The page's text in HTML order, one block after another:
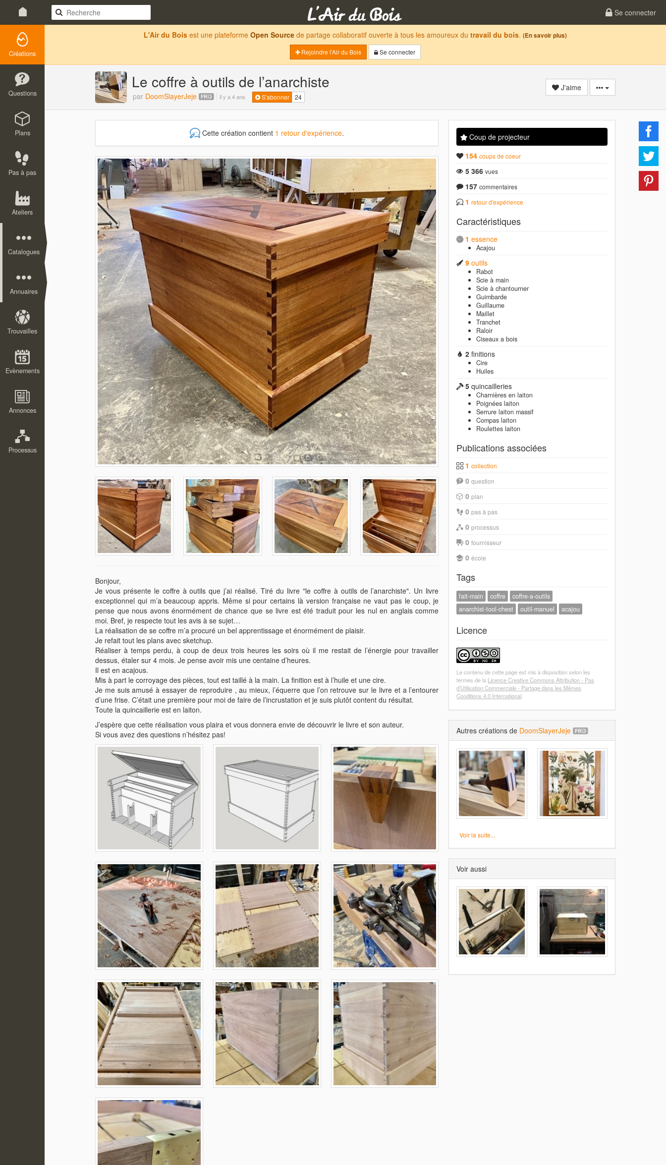
Se connecter
Créations
Questions
Plans
Pas à pas
Ateliers
Catalogues
Annuaires
Trouvailles
Evènements
Annonces
Processus
L'Air du Bois est une plateforme Open Source de partage collaboratif ouverte à tous les amoureux du travail du bois. (En savoir plus)
Rejoindre l'Air du Bois
Se connecter
Le coffre à outils de l’anarchiste
par DoomSlayerJeje il y a 4 ans S'abonner 24
J'aime
Cette création contient 1 retour d'expérience.
Bonjour,
Je vous présente le coffre à outils que j’ai réalisé. Tiré du livre "le coffre à outils de l’anarchiste". Un livre
exceptionnel qui m’a beaucoup appris. Même si pour certains là version française ne vaut pas le coup, je
pense que nous avons énormément de chance que se livre est été traduit pour les nul en anglais comme
moi. Bref, je respecte tout les avis à se sujet…
La réalisation de se coffre m’a procuré un bel apprentissage et énormément de plaisir.
Je refait tout les plans avec sketchup.
Réaliser à temps perdu, à coup de deux trois heures les soirs où il me restait de l’énergie pour travailler
dessus, étaler sur 4 mois. Je pense avoir mis une centaine d’heures.
Il est en acajous.
Mis à part le corroyage des pièces, tout est taillé à la main. La finition est à l’huile et une cire.
Je me suis amusé à essayer de reproduire , au mieux, l’équerre que l’on retrouve sur le livre et a l’entourer
d’une frise. C’était une première pour moi de faire de l’incrustation et je suis plutôt content du résultat.
Toute la quincaillerie est en laiton.
J’espère que cette réalisation vous plaira et vous donnera envie de découvrir le livre et son auteur.
Si vous avez des questions n’hésitez pas!
Coup de projecteur
154 coups de coeur
5 366 vues
157 commentaires
1 retour d'expérience
Caractéristiques
1 essence
Acajou
9 outils
Rabot
Scie à main
Scie à chantourner
Guimbarde
Guillaume
Maillet
Tranchet
Raloir
Ciseaux a bois
2 finitions
Cire
Huiles
5 quincailleries
Charnières en laiton
Poignées laiton
Serrure laiton massif
Compas laiton
Roulettes laiton
Publications associées
1 collection
0 question
0 plan
0 pas à pas
0 processus
0 fournisseur
0 école
Tags
fait-main coffre
coffre-a-outils
anarchist-tool-chest
outil-manuel acajou
Licence
Le contenu de cette page est mis à disposition selon les
termes de la Licence Creative Commons Attribution - Pas
d’Utilisation Commerciale - Partage dans les Mêmes
Conditions 4.0 International
Autres créations de DoomSlayerJeje
Voir la suite...
Voir aussi